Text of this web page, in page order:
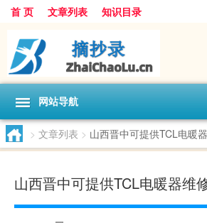
首 页 文章列表 知识目录
网站导航
> 文章列表 > 山西晋中可提供TCL电暖
山西晋中可提供TCL电暖器维